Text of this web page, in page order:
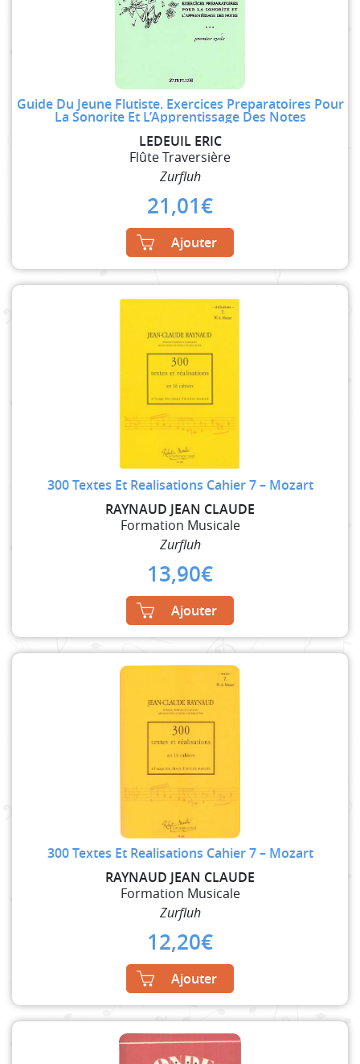
Guide Du Jeune Flutiste. Exercices Preparatoires Pour
La Sonorite Et L’Apprentissage Des Notes
LEDEUIL ERIC
Flûte Traversière
Zurfluh
21,01€
Ajouter
300 Textes Et Realisations Cahier 7 – Mozart
RAYNAUD JEAN CLAUDE
Formation Musicale
Zurfluh
13,90€
Ajouter
300 Textes Et Realisations Cahier 7 – Mozart
RAYNAUD JEAN CLAUDE
Formation Musicale
Zurfluh
12,20€
Ajouter